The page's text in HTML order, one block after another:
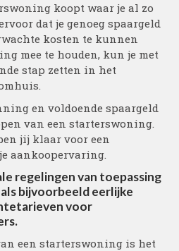
koopt waar je al zo
dat je genoeg spaargeld
kosten te kunnen
mee te houden, kun je met
stap zetten in het
en voldoende spaargeld
van een starterswoning.
jij klaar voor een
aankoopervaring.
regelingen van toepassing
bijvoorbeeld eerlijke
voor
een starterswoning is het